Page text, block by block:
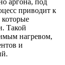
приводит к
Такой
нагревом,
и